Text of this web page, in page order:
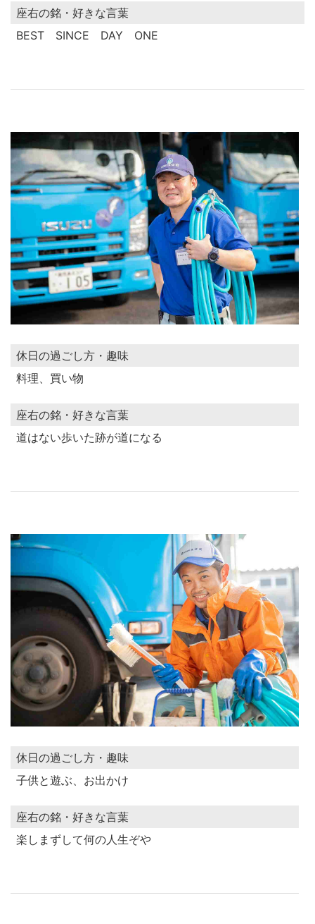
座右の銘・好きな言葉
BEST SINCE DAY ONE
休日の過ごし方・趣味
料理、買い物
座右の銘・好きな言葉
道はない歩いた跡が道になる
休日の過ごし方・趣味
子供と遊ぶ、お出かけ
座右の銘・好きな言葉
楽しまずして何の人生ぞや